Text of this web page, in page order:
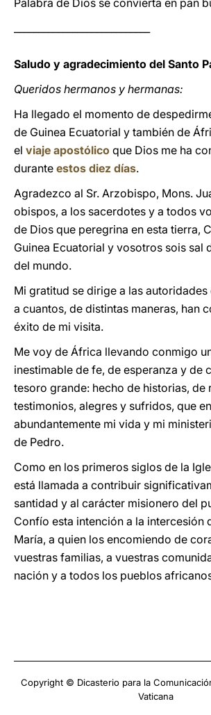
Palabra de Dios se convierta en pan
Saludo y agradecimiento del Santo
Queridos hermanos y hermanas:
Ha llegado el momento de
de Guinea Ecuatorial y también de
el viaje apostólico que Dios me ha
durante estos diez días.
Agradezco al Sr. Arzobispo, Mons.
obispos, a los sacerdotes y a todos
de Dios que peregrina en esta tierra,
Guinea Ecuatorial y vosotros sois sal
del mundo.
Mi gratitud se dirige a las
a cuantos, de distintas maneras, han
éxito de mi visita.
Me voy de África llevando conmigo
inestimable de fe, de esperanza y de
tesoro grande: hecho de historias, de
testimonios, alegres y sufridos, que
abundantemente mi vida y mi
de Pedro.
Como en los primeros siglos de la
está llamada a contribuir
santidad y al carácter misionero del
Confío esta intención a la intercesión
María, a quien los encomiendo de
vuestras familias, a vuestras
nación y a todos los pueblos
Copyright © Dicasterio para la
Vaticana